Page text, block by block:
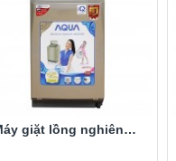
Máy giặt lồng nghiêng Aqua AQW-F800Z1T 8kg